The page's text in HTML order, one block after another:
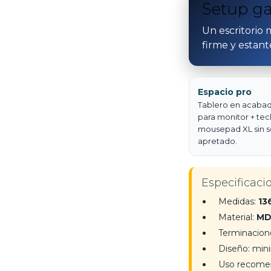
Setup
Un escritorio
firme y
Espacio pro
Tablero en
para monitor +
mousepad XL sin
apretado.
Medidas:
Material:
Diseño:
Uso